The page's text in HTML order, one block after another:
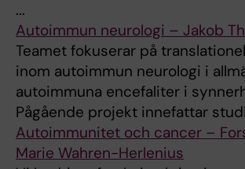
...
Autoimmun neurologi – Jakob
Teamet fokuserar på
inom autoimmun neurologi i
autoimmuna encefaliter i
Pågående projekt innefattar
Autoimmunitet och cancer –
Marie Wahren-Herlenius